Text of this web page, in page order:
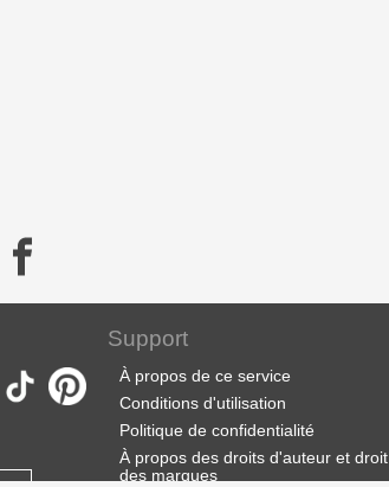
Support
À propos de ce service
Conditions d'utilisation
Politique de confidentialité
À propos des droits d'auteur et droit
des marques